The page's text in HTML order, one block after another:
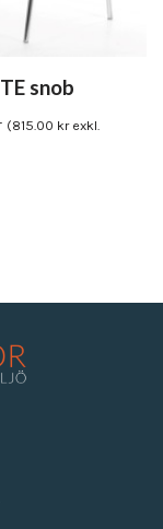
snob
(815.00 krexkl.